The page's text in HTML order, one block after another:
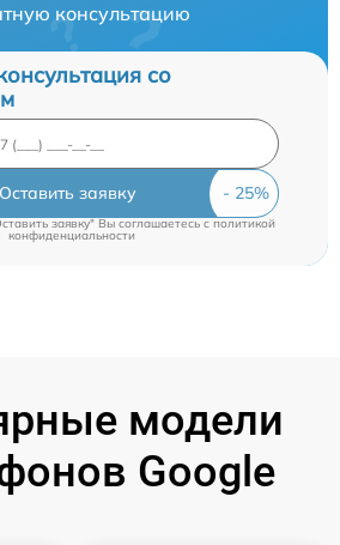
консультацию
со
Оставить заявку
заявку" Вы соглашаетесь c политикой
конфиденциальности
модели
Google